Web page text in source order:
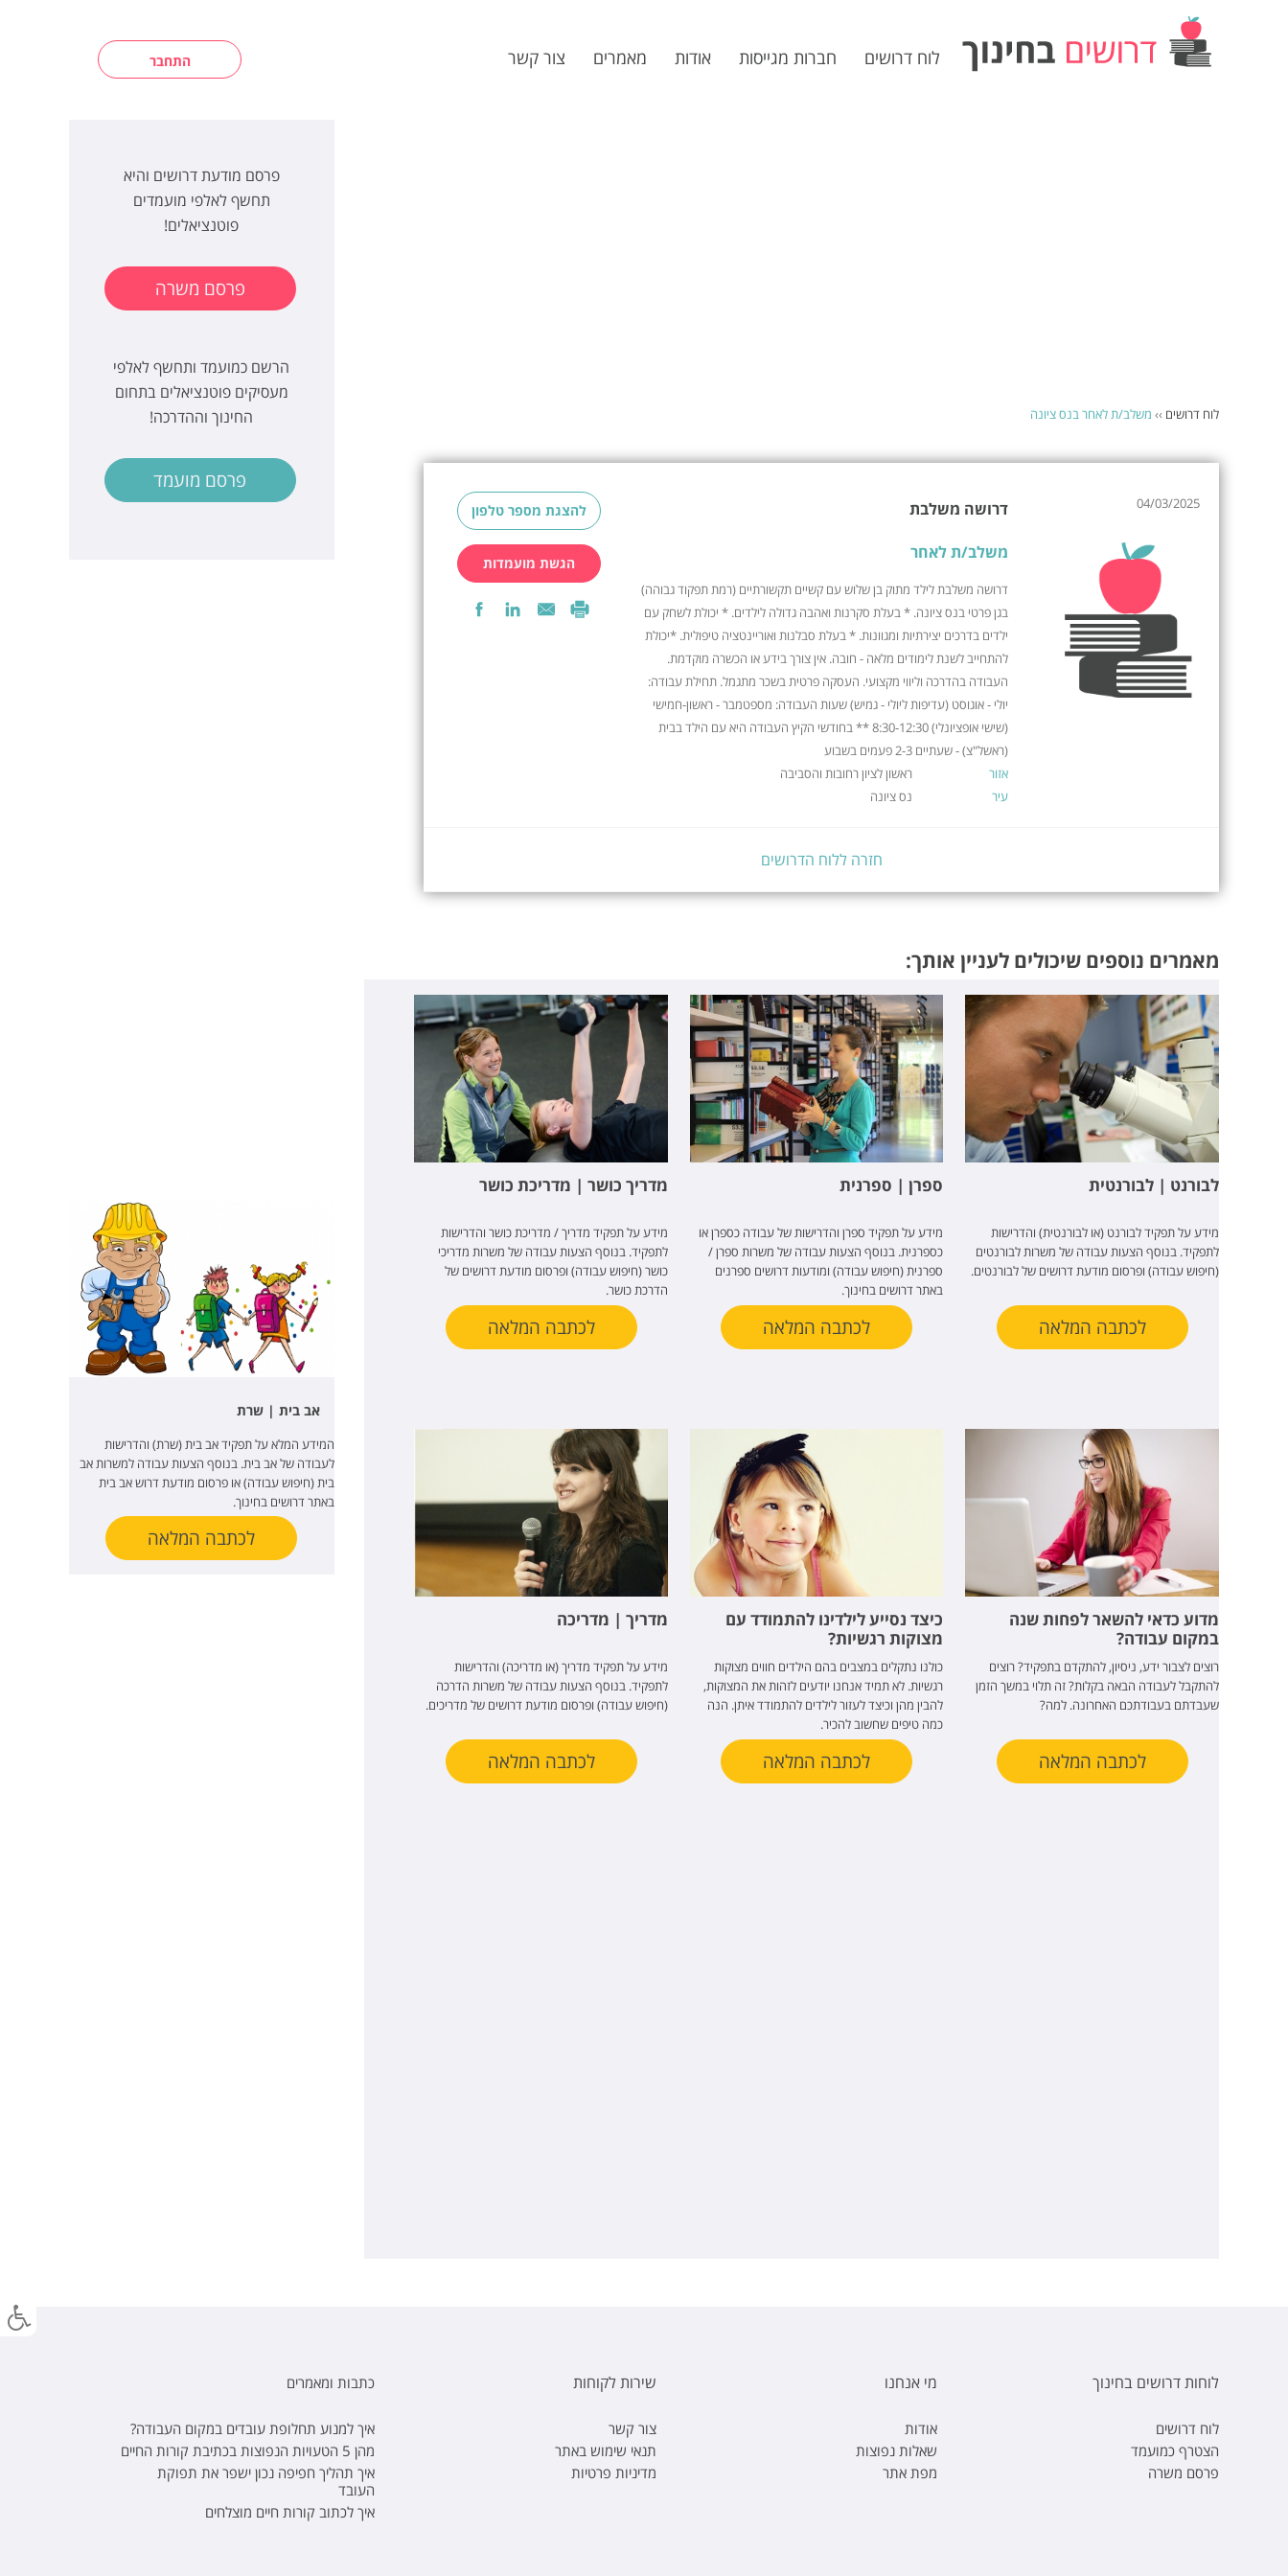
התחבר לוח דרושים חברות מגייסות אודות מאמרים צור קשר
לוח דרושים ›› משלב/ת לאחר בנס ציונה
04/03/2025 דרושה משלבת
משלב/ת לאחר
דרושה משלבת לילד מתוק בן שלוש עם קשיים תקשורתיים (רמת תפקוד גבוהה)
בגן פרטי בנס ציונה. * בעלת סקרנות ואהבה גדולה לילדים. * יכולת לשחק עם
ילדים בדרכים יצירתיות ומגוונות. * בעלת סבלנות ואוריינטציה טיפולית. *יכולת
להתחייב לשנת לימודים מלאה - חובה. אין צורך בידע או הכשרה מוקדמת.
העבודה בהדרכה וליווי מקצועי. העסקה פרטית בשכר מתגמל. תחילת עבודה:
יולי - אוגוסט (עדיפות ליולי - גמיש) שעות העבודה: מספטמבר - ראשון-חמישי
(שישי אופציונלי) 8:30-12:30 ** בחודשי הקיץ העבודה היא עם הילד בבית
(ראשל"צ) - שעתיים 2-3 פעמים בשבוע
אזור
ראשון לציון רחובות והסביבה
עיר
נס ציונה
להצגת מספר טלפון
הגשת מועמדות
חזרה ללוח הדרושים
מאמרים נוספים שיכולים לעניין אותך:
לבורנט | לבורנטית
מידע על תפקיד לבורנט (או לבורנטית) והדרישות
לתפקיד. בנוסף הצעות עבודה של משרות לבורנטים
(חיפוש עבודה) ופרסום מודעת דרושים של לבורנטים.
לכתבה המלאה
ספרן | ספרנית
מידע על תפקיד ספרן והדרישות של עבודה כספרן או
כספרנית. בנוסף הצעות עבודה של משרות ספרן /
ספרנית (חיפוש עבודה) ומודעות דרושים ספרנים
באתר דרושים בחינוך.
לכתבה המלאה
מדריך כושר | מדריכת כושר
מידע על תפקיד מדריך / מדריכת כושר והדרישות
לתפקיד. בנוסף הצעות עבודה של משרות מדריכי
כושר (חיפוש עבודה) ופרסום מודעת דרושים של
הדרכת כושר.
לכתבה המלאה
מדוע כדאי להשאר לפחות שנה
במקום עבודה?
רוצים לצבור ידע, ניסיון, להתקדם בתפקיד? רוצים
להתקבל לעבודה הבאה בקלות? זה תלוי במשך הזמן
שעבדתם בעבודתכם האחרונה. למה?
לכתבה המלאה
כיצד נסייע לילדינו להתמודד עם
מצוקות רגשיות?
כולנו נתקלים במצבים בהם הילדים חווים מצוקות
רגשיות. לא תמיד אנחנו יודעים לזהות את המצוקות,
להבין מהן וכיצד לעזור לילדים להתמודד איתן. הנה
כמה טיפים שחשוב להכיר.
לכתבה המלאה
מדריך | מדריכה
מידע על תפקיד מדריך (או מדריכה) והדרישות
לתפקיד. בנוסף הצעות עבודה של משרות הדרכה
(חיפוש עבודה) ופרסום מודעת דרושים של מדריכים.
לכתבה המלאה
פרסם מודעת דרושים והיא
תחשף לאלפי מועמדים
פוטנציאלים!
פרסם משרה
הרשם כמועמד ותחשף לאלפי
מעסיקים פוטנציאלים בתחום
החינוך וההדרכה!
פרסם מועמד
אב בית | שרת
המידע המלא על תפקיד אב בית (שרת) והדרישות
לעבודה של אב בית. בנוסף הצעות עבודה למשרות אב
בית (חיפוש עבודה) או פרסום מודעת דרוש אב בית
באתר דרושים בחינוך.
לכתבה המלאה
לוחות דרושים בחינוך
לוח דרושים
הצטרף כמועמד
פרסם משרה
מי אנחנו
אודות
שאלות נפוצות
מפת אתר
שירות לקוחות
צור קשר
תנאי שימוש באתר
מדיניות פרטיות
כתבות ומאמרים
איך למנוע תחלופת עובדים במקום העבודה?
מהן 5 הטעויות הנפוצות בכתיבת קורות החיים
איך תהליך חפיפה נכון ישפר את תפוקת
העובד
איך לכתוב קורות חיים מוצלחים